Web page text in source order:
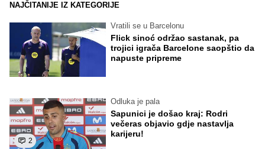
NAJČITANIJE IZ KATEGORIJE
Vratili se u Barcelonu
Flick sinoć održao sastanak, pa
trojici igrača Barcelone saopštio da
napuste pripreme
2
Odluka je pala
Sapunici je došao kraj: Rodri
večeras objavio gdje nastavlja
karijeru!